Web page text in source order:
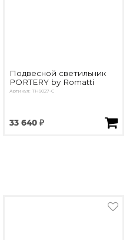
Подвесной светильник
PORTERY by Romatti
Артикул: TH9027-C
33 640 ₽